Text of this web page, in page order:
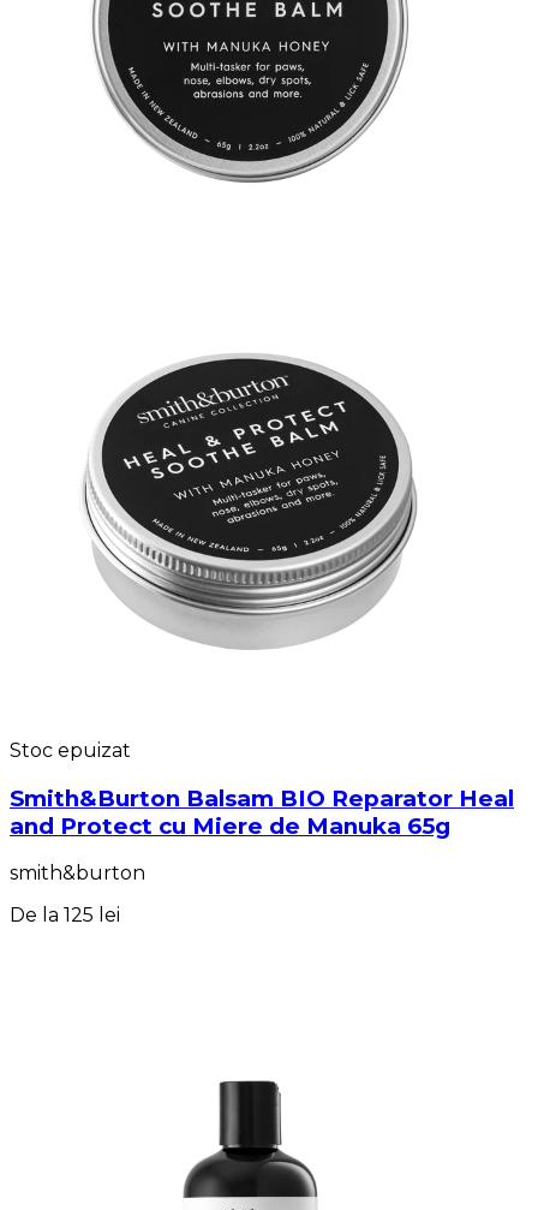
Stoc epuizat
Smith&Burton Balsam BIO Reparator Heal
and Protect cu Miere de Manuka 65g
smith&burton
De la 125 lei